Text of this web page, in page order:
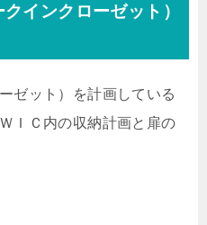
インクローゼット）
ゼット）を計画している
ＩＣ内の収納計画と扉の